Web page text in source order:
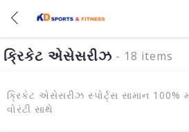
ક્રિકેટ એસેસરીઝ - 18 items
ક્રિકેટ એસેસરીઝ સ્પોર્ટ્સ સામાન 100%
વોરંટી સાથે